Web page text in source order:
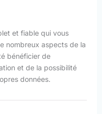
et fiable qui vous
nombreux aspects de la
bénéficier de
et de la possibilité
données.